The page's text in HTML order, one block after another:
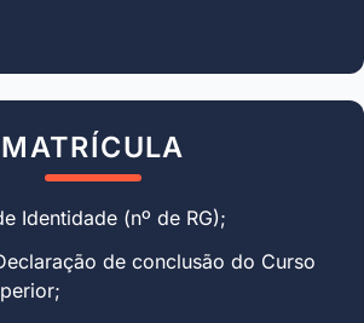
MATRÍCULA
Identidade (nº de RG);
de conclusão do Curso